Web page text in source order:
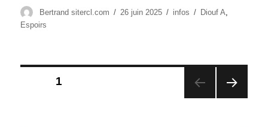
Auteur
Bertrand sitercl.com
Publié
26 juin 2025 Catégories
infos Étiquettes
Diouf A
Espoirs
Pagination
1